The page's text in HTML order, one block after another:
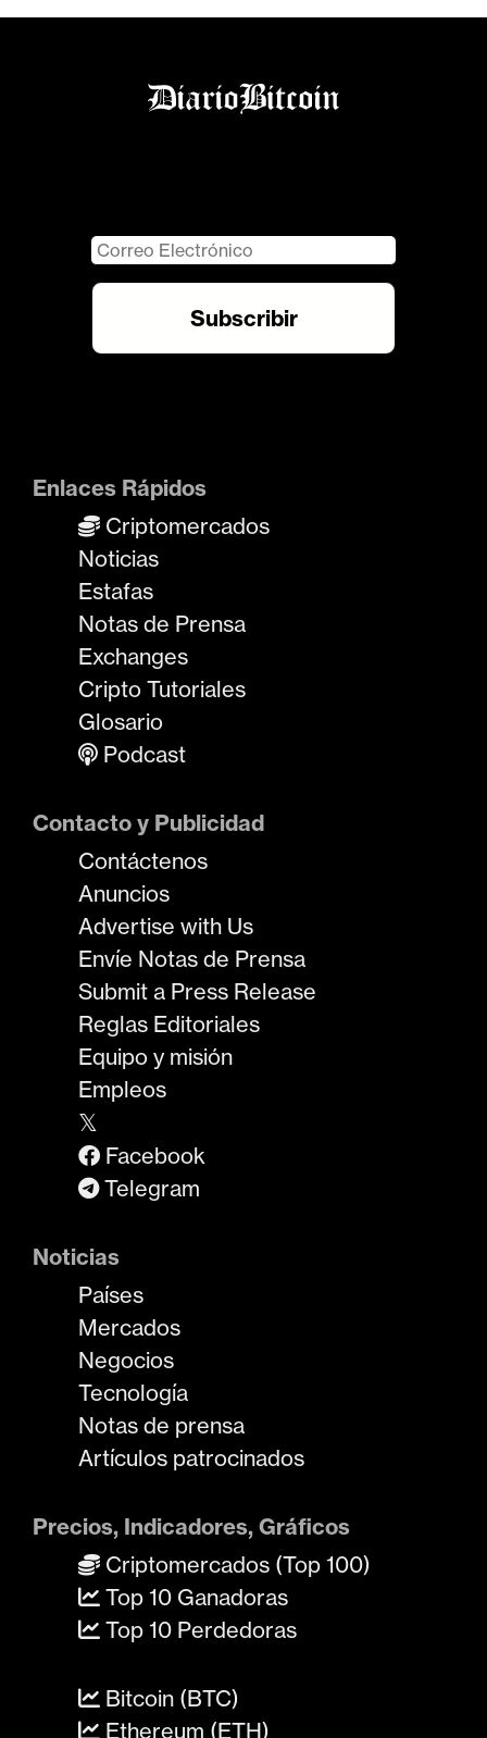
Enlaces Rápidos
Criptomercados
Noticias
Estafas
Notas de Prensa
Exchanges
Cripto Tutoriales
Glosario
Podcast
Contacto y Publicidad
Contáctenos
Anuncios
Advertise with Us
Envíe Notas de Prensa
Submit a Press Release
Reglas Editoriales
Equipo y misión
Empleos
𝕏
Facebook
Telegram
Noticias
Países
Mercados
Negocios
Tecnología
Notas de prensa
Artículos patrocinados
Precios, Indicadores, Gráficos
Criptomercados (Top 100)
Top 10 Ganadoras
Top 10 Perdedoras
Bitcoin (BTC)
Ethereum (ETH)